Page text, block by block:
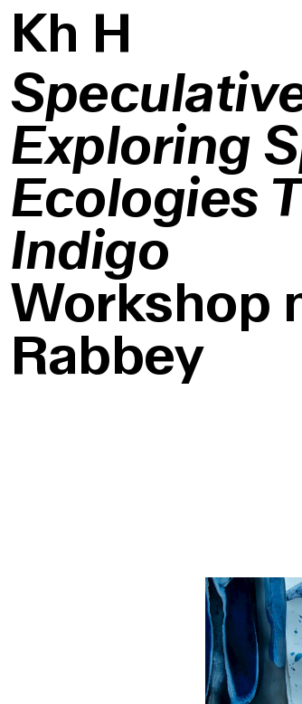
Kh H
Exploring
Ecologies
Indigo
Workshop
Rabbey